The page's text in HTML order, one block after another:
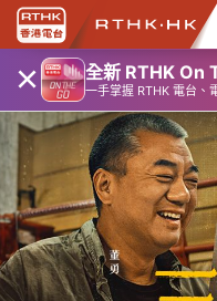
× 全新 RTHK On
一手掌握 RTHK 電台、